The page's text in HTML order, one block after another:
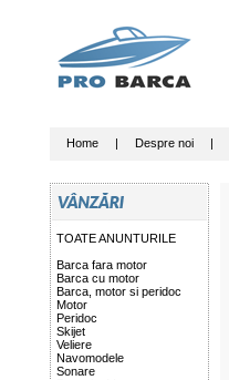
Home | Despre noi |
TOATE ANUNTURILE
Barca fara motor
Barca cu motor
Barca, motor si peridoc
Motor
Peridoc
Skijet
Veliere
Navomodele
Sonare